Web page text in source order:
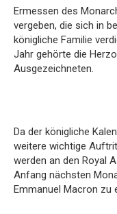
Ermessen des
vergeben, die sich in
königliche Familie
Jahr gehörte die
Ausgezeichneten.
Da der königliche
weitere wichtige
werden an den Royal
Anfang nächsten
Emmanuel Macron zu